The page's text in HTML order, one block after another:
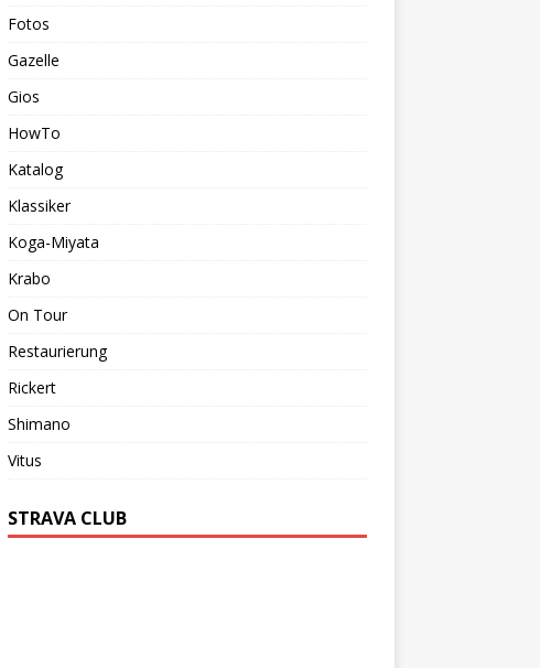
Fotos
Gazelle
Gios
HowTo
Katalog
Klassiker
Koga-Miyata
Krabo
On Tour
Restaurierung
Rickert
Shimano
Vitus
STRAVA CLUB